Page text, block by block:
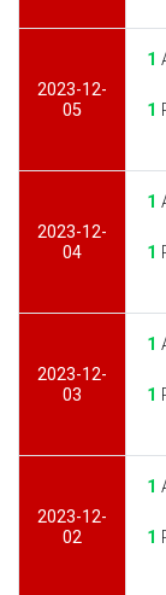
2023-12-
05
1
1
2023-12-
04
1
1
2023-12-
03
1
1
2023-12-
02
1
1